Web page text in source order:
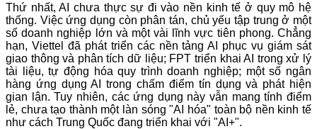
Thứ nhất, AI chưa thực sự đi vào nền kinh tế ở quy mô hệ
thống. Việc ứng dụng còn phân tán, chủ yếu tập trung ở một
số doanh nghiệp lớn và một vài lĩnh vực tiên phong. Chẳng
hạn, Viettel đã phát triển các nền tảng AI phục vụ giám sát
giao thông và phân tích dữ liệu; FPT triển khai AI trong xử lý
tài liệu, tự động hóa quy trình doanh nghiệp; một số ngân
hàng ứng dụng AI trong chấm điểm tín dụng và phát hiện
gian lận. Tuy nhiên, các ứng dụng này vẫn mang tính điểm
lẻ, chưa tạo thành một làn sóng "AI hóa" toàn bộ nền kinh tế
như cách Trung Quốc đang triển khai với "AI+".